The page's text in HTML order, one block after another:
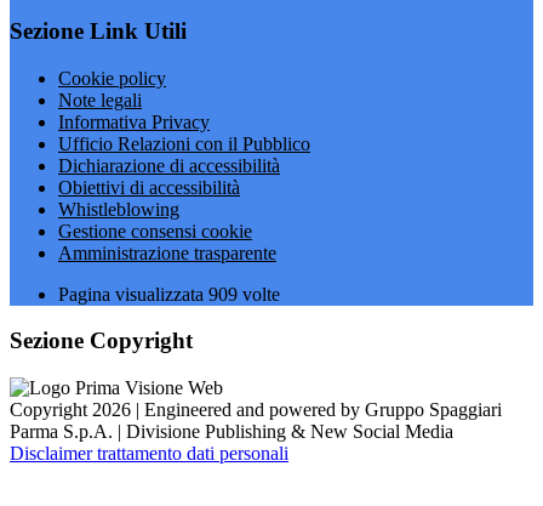
Sezione Link Utili
Cookie policy
Note legali
Informativa Privacy
Ufficio Relazioni con il Pubblico
Dichiarazione di accessibilità
Obiettivi di accessibilità
Whistleblowing
Gestione consensi cookie
Amministrazione trasparente
Pagina visualizzata 909 volte
Sezione Copyright
Copyright 2026 | Engineered and powered by Gruppo Spaggiari
Parma S.p.A. | Divisione Publishing & New Social Media
Disclaimer trattamento dati personali